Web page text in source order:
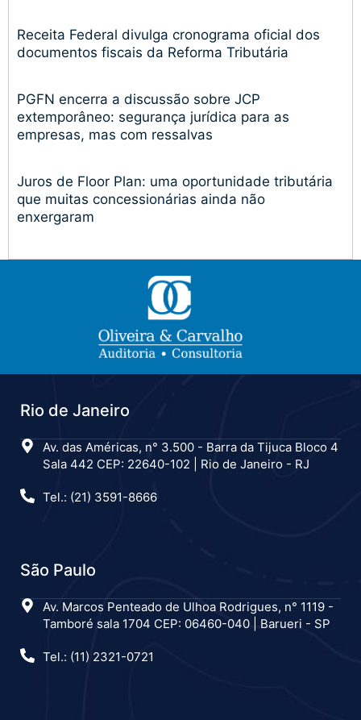
Receita Federal divulga cronograma oficial dos
documentos fiscais da Reforma Tributária
PGFN encerra a discussão sobre JCP
extemporâneo: segurança jurídica para as
empresas, mas com ressalvas
Juros de Floor Plan: uma oportunidade tributária
que muitas concessionárias ainda não
enxergaram
Rio de Janeiro
Av. das Américas, n° 3.500 - Barra da Tijuca Bloco 4
Sala 442 CEP: 22640-102 | Rio de Janeiro - RJ
Tel.: (21) 3591-8666
São Paulo
Av. Marcos Penteado de Ulhoa Rodrigues, n° 1119 -
Tamboré sala 1704 CEP: 06460-040 | Barueri - SP
Tel.: (11) 2321-0721